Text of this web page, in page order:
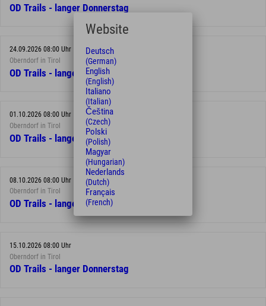
OD Trails - langer Donnerstag
24.09.2026 08:00 Uhr
Oberndorf in Tirol
OD Trails - langer Donnerstag
01.10.2026 08:00 Uhr
Oberndorf in Tirol
OD Trails - langer Donnerstag
08.10.2026 08:00 Uhr
Oberndorf in Tirol
OD Trails - langer Donnerstag
15.10.2026 08:00 Uhr
Oberndorf in Tirol
OD Trails - langer Donnerstag
Website
Deutsch
(German)
English
(English)
Italiano
(Italian)
Čeština
(Czech)
Polski
(Polish)
Magyar
(Hungarian)
Nederlands
(Dutch)
Français
(French)